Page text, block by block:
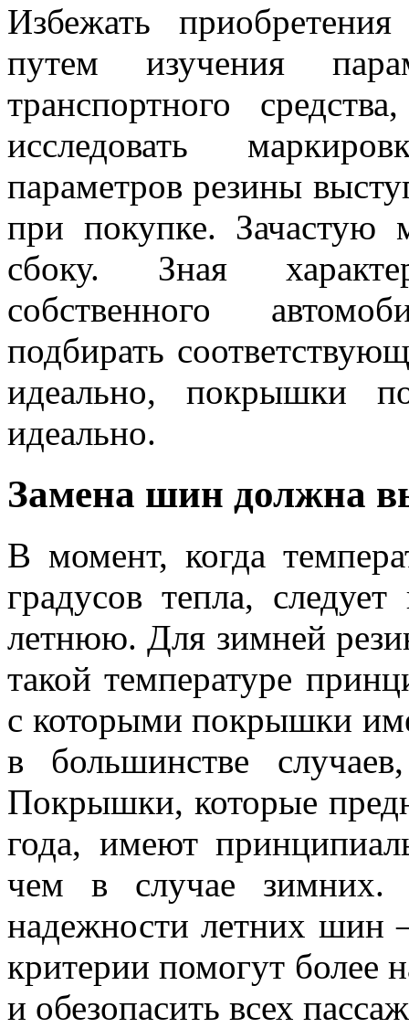
Избежать
путем изучения
транспортного
исследовать
параметров резины
при покупке. Зачастую
сбоку. Зная
собственного
подбирать
идеально, покрышки
идеально.
Замена шин должна
В момент, когда
градусов тепла,
летнюю. Для зимней
такой температуре
с которыми покрышки
в большинстве
Покрышки, которые
года, имеют
чем в случае зимних.
надежности летних шин
критерии помогут более
и обезопасить всех